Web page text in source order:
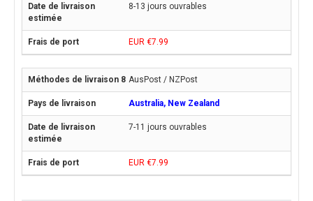
8-13 jours ouvrables
EUR €7.99
AusPost / NZPost
Australia, New Zealand
7-11 jours ouvrables
EUR €7.99